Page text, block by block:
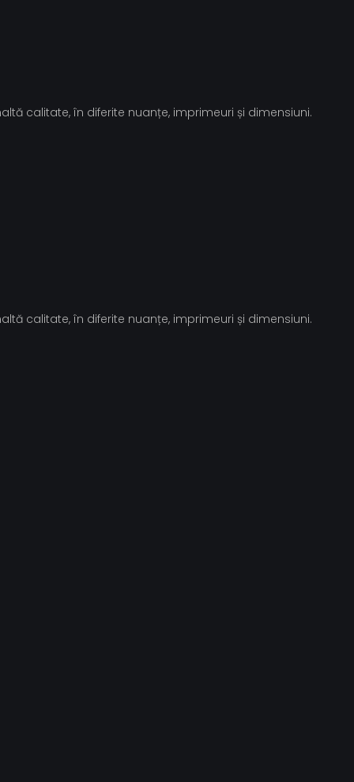
calitate, în diferite nuanțe, imprimeuri și dimensiuni.
calitate, în diferite nuanțe, imprimeuri și dimensiuni.